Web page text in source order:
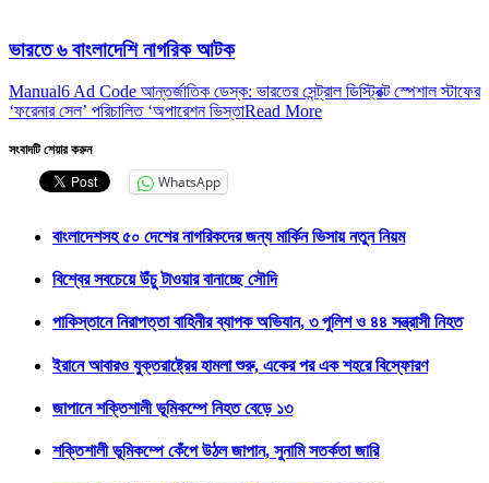
ভারতে ৬ বাংলাদেশি নাগরিক আটক
Manual6 Ad Code আন্তর্জাতিক ডেস্ক: ভারতের সেন্ট্রাল ডিস্ট্রিক্ট স্পেশাল স্টাফের
‘ফরেনার সেল’ পরিচালিত ‘অপারেশন ভিস্তাRead More
সংবাদটি শেয়ার করুন
WhatsApp
বাংলাদেশসহ ৫০ দেশের নাগরিকদের জন্য মার্কিন ভিসায় নতুন নিয়ম
বিশ্বের সবচেয়ে উঁচু টাওয়ার বানাচ্ছে সৌদি
পাকিস্তানে নিরাপত্তা বাহিনীর ব্যাপক অভিযান, ৩ পুলিশ ও ৪৪ সন্ত্রাসী নিহত
ইরানে আবারও যুক্তরাষ্ট্রের হামলা শুরু, একের পর এক শহরে বিস্ফোরণ
জাপানে শক্তিশালী ভূমিকম্পে নিহত বেড়ে ১৩
শক্তিশালী ভূমিকম্পে কেঁপে উঠল জাপান, সুনামি সতর্কতা জারি